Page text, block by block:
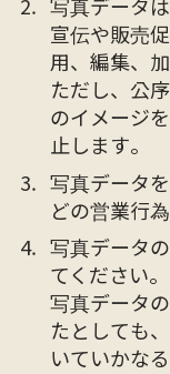
宣伝や販売
用、編集、
ただし、公
のイメージ
止します。
写真データ
どの営業行
写真データ
てください。
写真データ
たとしても
いていかな